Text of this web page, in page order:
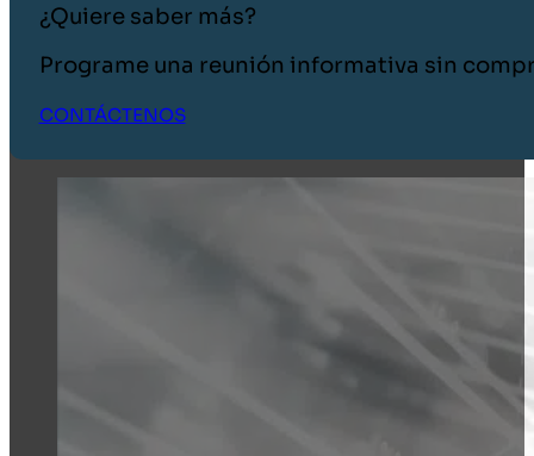
¿Quiere saber más?
Programe una reunión informativa sin
CONTÁCTENOS